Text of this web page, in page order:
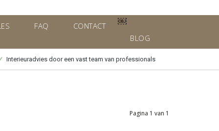
￼
FAQ
CONTACT
BLOG
Interieuradvies door een vast team van professionals
Pagina 1 van 1